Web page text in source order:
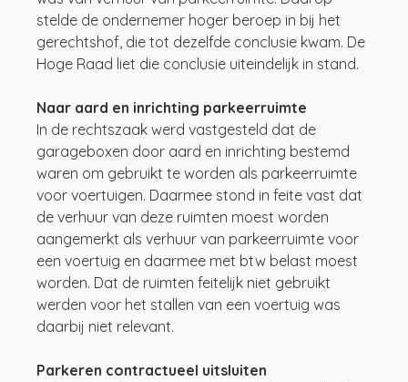
stelde de ondernemer hoger beroep in bij het
gerechtshof, die tot dezelfde conclusie kwam. De
Hoge Raad liet die conclusie uiteindelijk in stand.
Naar aard en inrichting parkeerruimte
In de rechtszaak werd vastgesteld dat de
garageboxen door aard en inrichting bestemd
waren om gebruikt te worden als parkeerruimte
voor voertuigen. Daarmee stond in feite vast dat
de verhuur van deze ruimten moest worden
aangemerkt als verhuur van parkeerruimte voor
een voertuig en daarmee met btw belast moest
worden. Dat de ruimten feitelijk niet gebruikt
werden voor het stallen van een voertuig was
daarbij niet relevant.
Parkeren contractueel uitsluiten